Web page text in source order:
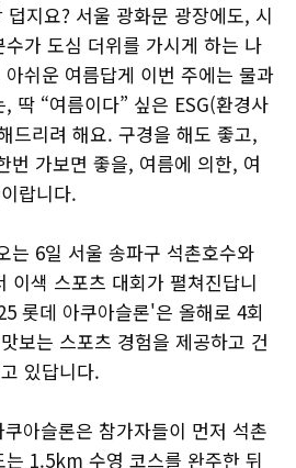
지요? 서울 광화문 광장에도, 시
가 도심 더위를 가시게 하는 나
쉬운 여름답게 이번 주에는 물과
딱 “여름이다” 싶은 ESG(환경사
드리려 해요. 구경을 해도 좋고,
번 가보면 좋을, 여름에 의한, 여
랍니다.
는 6일 서울 송파구 석촌호수와
이색 스포츠 대회가 펼쳐진답니
롯데 아쿠아슬론'은 올해로 4회
보는 스포츠 경험을 제공하고 건
있답니다.
아슬론은 참가자들이 먼저 석촌
1.5km 수영 코스를 완주한 뒤